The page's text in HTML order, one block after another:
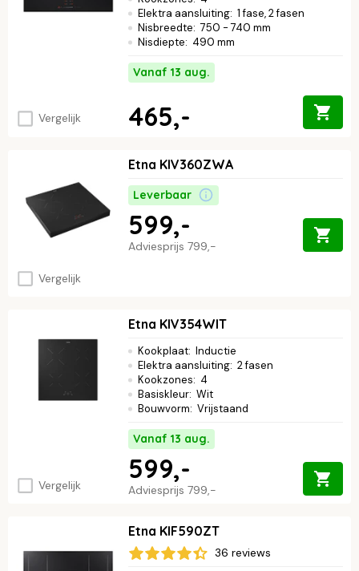
Vergelijk
Elektra aansluiting: 1 fase, 2 fasen
Nisbreedte: 750 - 740 mm
Nisdiepte: 490 mm
Vanaf 13 aug.
465,-
Vergelijk
Etna KIV360ZWA
Leverbaar
Adviesprijs 799,-
599,-
Vergelijk
Etna KIV354WIT
Kookplaat: Inductie
Elektra aansluiting: 2 fasen
Kookzones: 4
Basiskleur: Wit
Bouwvorm: Vrijstaand
Vanaf 13 aug.
Adviesprijs 799,-
599,-
Etna KIF590ZT
36 reviews